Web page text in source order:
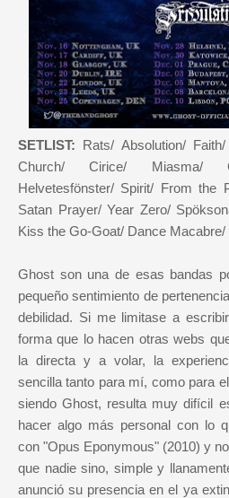
SETLIST: Rats/ Absolution/
Church/ Cirice/ Miasma/
Helvetesfönster/ Spirit/ From the
Satan Prayer/ Year Zero/
Kiss the Go-Goat/ Dance
Ghost son una de esas bandas
pequeño sentimiento de
debilidad. Si me limitase a
forma que lo hacen otras webs
la directa y a volar, la
sencilla tanto para mí, como para
siendo Ghost, resulta muy difícil
hacer algo más personal con lo
con "Opus Eponymous" (2010) y
que nadie sino, simple y
anunció su presencia en el ya